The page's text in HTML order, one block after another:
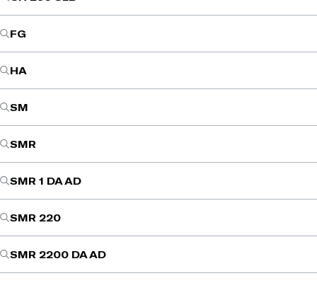
FG
HA
SM
SMR
SMR 1 DA AD
SMR 220
SMR 2200 DA AD